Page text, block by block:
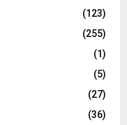
(123)
(255)
(1)
(5)
(27)
(36)